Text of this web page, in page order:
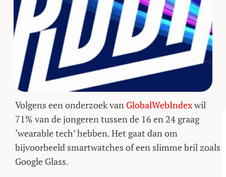
Volgens een onderzoek van GlobalWebIndexwil
71% van de jongeren tussen de 16 en 24 graag
‘wearable tech’ hebben. Het gaat dan om
bijvoorbeeld smartwatches of een slimme bril zoals
Google Glass.